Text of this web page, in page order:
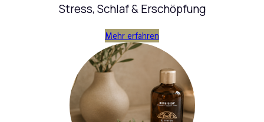
Stress, Schlaf & Erschöpfung
Mehr erfahren